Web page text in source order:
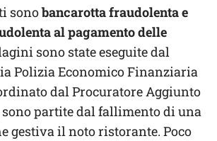
sonobancarotta fraudolenta e
al pagamento delle
sono state eseguite dal
Polizia Economico Finanziaria
dal Procuratore Aggiunto
partite dal fallimento di una
gestiva il noto ristorante. Poco